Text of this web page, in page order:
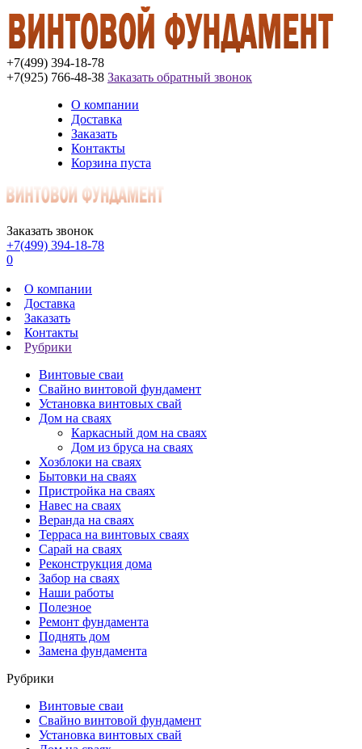
+7(499) 394-18-78
+7(925) 766-48-38 Заказать обратный звонок
О компании
Доставка
Заказать
Контакты
Корзина пуста
Заказать звонок
+7(499) 394-18-78
0
О компании
Доставка
Заказать
Контакты
Рубрики
Винтовые сваи
Свайно винтовой фундамент
Установка винтовых свай
Дом на сваях
Каркасный дом на сваях
Дом из бруса на сваях
Хозблоки на сваях
Бытовки на сваях
Пристройка на сваях
Навес на сваях
Веранда на сваях
Терраса на винтовых сваях
Cарай на сваях
Реконструкция дома
Забор на сваях
Наши работы
Полезное
Ремонт фундамента
Поднять дом
Замена фундамента
Рубрики
Винтовые сваи
Свайно винтовой фундамент
Установка винтовых свай